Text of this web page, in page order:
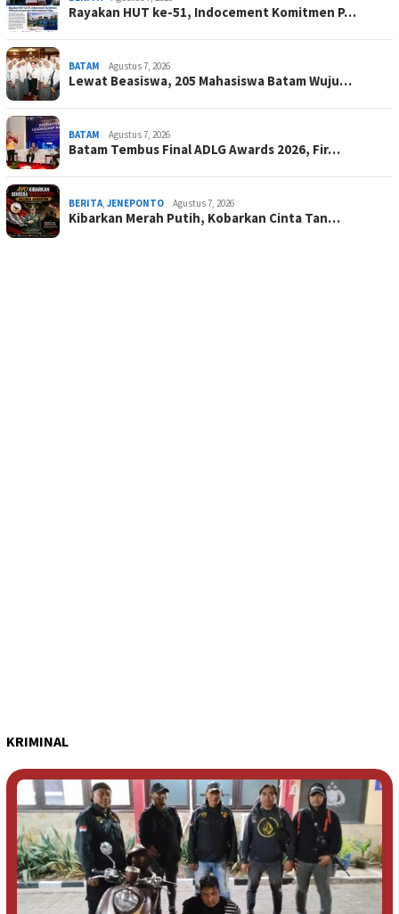
Rayakan HUT ke-51, Indocement Komitmen P…
BATAM Agustus 7, 2026
Lewat Beasiswa, 205 Mahasiswa Batam Wuju…
BATAM Agustus 7, 2026
Batam Tembus Final ADLG Awards 2026, Fir…
BERITA, JENEPONTO Agustus 7, 2026
Kibarkan Merah Putih, Kobarkan Cinta Tan…
KRIMINAL